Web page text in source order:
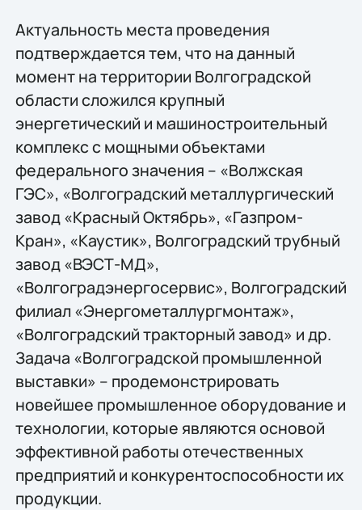
Актуальность места проведения
подтверждается тем, что на данный
момент на территории Волгоградской
области сложился крупный
энергетический и машиностроительный
комплекс с мощными объектами
федерального значения – «Волжская
ГЭС», «Волгоградский металлургический
завод «Красный Октябрь», «Газпром-
Кран», «Каустик», Волгоградский трубный
завод «ВЭСТ-МД»,
«Волгоградэнергосервис», Волгоградский
филиал «Энергометаллургмонтаж»,
«Волгоградский тракторный завод» и др.
Задача «Волгоградской промышленной
выставки» – продемонстрировать
новейшее промышленное оборудование и
технологии, которые являются основой
эффективной работы отечественных
предприятий и конкурентоспособности их
продукции.